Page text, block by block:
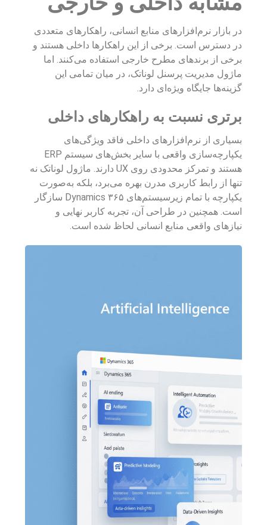
در بازار نرم‌افزارهای منابع انسانی، راهکارهای متعددی
در دسترس است. برخی از این راهکارها داخلی هستند و
برخی از برندهای مطرح خارجی استفاده می‌کنند. اما
ماژول مدیریت پرسنل لوناتک، در میان تمامی این
گزینه‌ها جایگاه ویژه‌ای دارد.
برتری نسبت به راهکارهای داخلی
بسیاری از نرم‌افزارهای داخلی فاقد ویژگی‌های
یکپارچه‌سازی واقعی با سایر بخش‌های سیستم ERP
هستند و تمرکز محدودی روی UX دارند. ماژول لوناتک نه
تنها از رابط کاربری مدرن بهره می‌برد، بلکه به‌صورت
یکپارچه با تمام زیرسیستم‌های Dynamics ۳۶۵ سازگار
است. همچنین در طراحی آن، تجربه کاربر نهایی و
نیازهای واقعی منابع انسانی لحاظ شده است.